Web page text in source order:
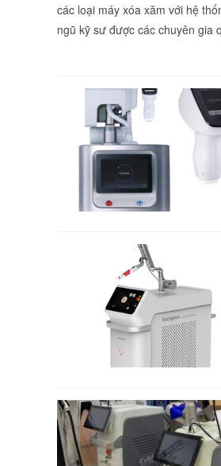
các loại máy xóa xăm với hệ
ngũ kỹ sư được các chuyên gia